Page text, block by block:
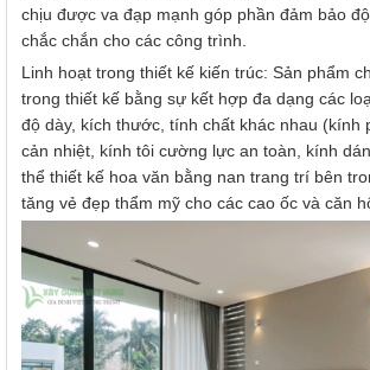
chịu được va đạp mạnh góp phần đảm bảo
chắc chắn cho các công trình.
Linh hoạt trong thiết kế kiến trúc: Sản phẩm
trong thiết kế bằng sự kết hợp đa dạng các
độ dày, kích thước, tính chất khác nhau (kính
cản nhiệt, kính tôi cường lực an toàn, kính
thể thiết kế hoa văn bằng nan trang trí bên
tăng vẻ đẹp thẩm mỹ cho các cao ốc và căn